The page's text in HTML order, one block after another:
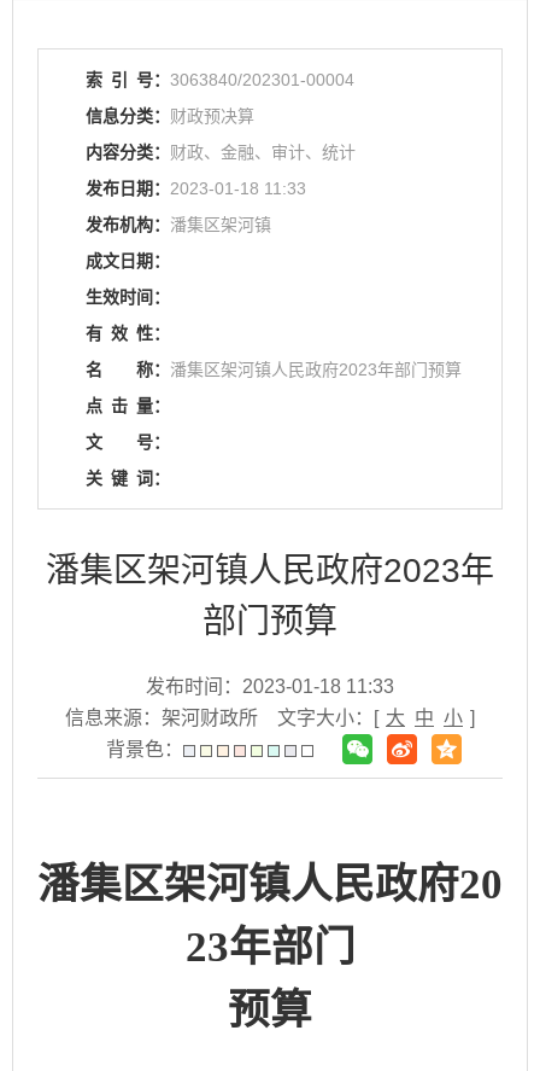
索 引 号： 3063840/202301-00004
信息分类： 财政预决算
内容分类： 财政、金融、审计、统计
发布日期： 2023-01-18 11:33
发布机构： 潘集区架河镇
成文日期：
生效时间：
有 效 性：
名
称： 潘集区架河镇人民政府2023年部门预算
点 击 量：
文
号：
关 键 词：
潘集区架河镇人民政府2023年
部门预算
发布时间：2023-01-18 11:33
信息来源：架河财政所
文字大小：[ 大 中 小 ]
背景色：
潘集区架河镇人民政府20
23年部门
预算